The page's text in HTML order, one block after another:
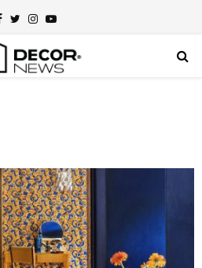
Facebook
TwitterInstagram
Youtube